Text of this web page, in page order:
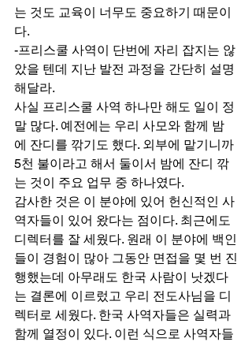
는 것도 교육이 너무도 중요하기 때문이
다.
-프리스쿨 사역이 단번에 자리 잡지는 않
았을 텐데 지난 발전 과정을 간단히 설명
해달라.
사실 프리스쿨 사역 하나만 해도 일이 정
말 많다. 예전에는 우리 사모와 함께 밤
에 잔디를 깎기도 했다. 외부에 맡기니까
5천 불이라고 해서 둘이서 밤에 잔디 깎
는 것이 주요 업무 중 하나였다.
감사한 것은 이 분야에 있어 헌신적인 사
역자들이 있어 왔다는 점이다. 최근에도
디렉터를 잘 세웠다. 원래 이 분야에 백인
들이 경험이 많아 그동안 면접을 몇 번 진
행했는데 아무래도 한국 사람이 낫겠다
는 결론에 이르렀고 우리 전도사님을 디
렉터로 세웠다. 한국 사역자들은 실력과
함께 열정이 있다. 이런 식으로 사역자들